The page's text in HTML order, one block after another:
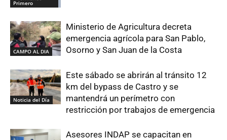
Primero
CAMPO AL DIA
Ministerio de Agricultura decreta
emergencia agrícola para San Pablo,
Osorno y San Juan de la Costa
Noticia del Día
Este sábado se abrirán al tránsito 12
km del bypass de Castro y se
mantendrá un perímetro con
restricción por trabajos de emergencia
Asesores INDAP se capacitan en